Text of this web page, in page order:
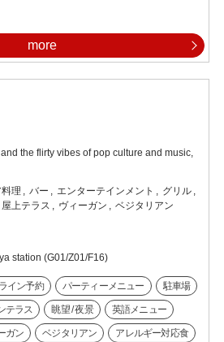
more
the flirty vibes of pop culture and music,
理 バー エンターテインメント
グリル
屋上テラス ヴィーガン ベジタリアン
station (G01/Z01/F16)
イン予約 パーティーメニュー 駐車場
テラス 眺望 / 夜景 英語メニュー
ガン ベジタリアン アレルギー対応食